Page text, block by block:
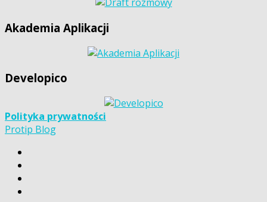
Akademia Aplikacji
Developico
Polityka prywatności
Protip Blog